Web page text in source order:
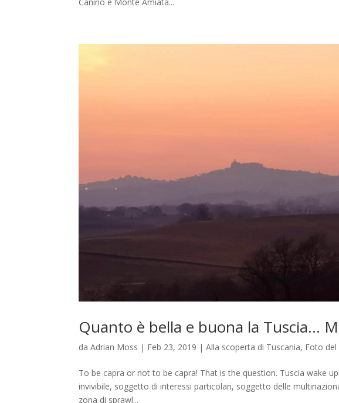
Quanto è bella e buona la Tuscia…
daAdrian Moss | Feb 23, 2019 |Alla scoperta di Tuscania, Foto del
To be capra or not to be capra! That is the question. Tuscia wake
invivibile, soggetto di interessi particolari, soggetto delle
zona di sprawl...